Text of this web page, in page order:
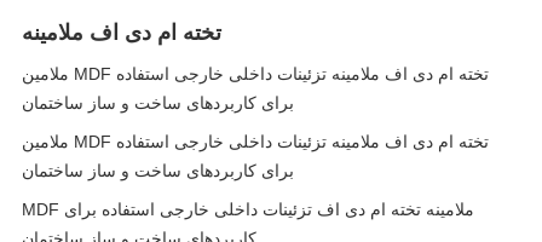
تخته ام دی اف ملامینه
ملامین MDF تخته ام دی اف ملامینه تزئینات داخلی خارجی استفاده
برای کاربردهای ساخت و ساز ساختمان
ملامین MDF تخته ام دی اف ملامینه تزئینات داخلی خارجی استفاده
برای کاربردهای ساخت و ساز ساختمان
MDF ملامینه تخته ام دی اف تزئینات داخلی خارجی استفاده برای